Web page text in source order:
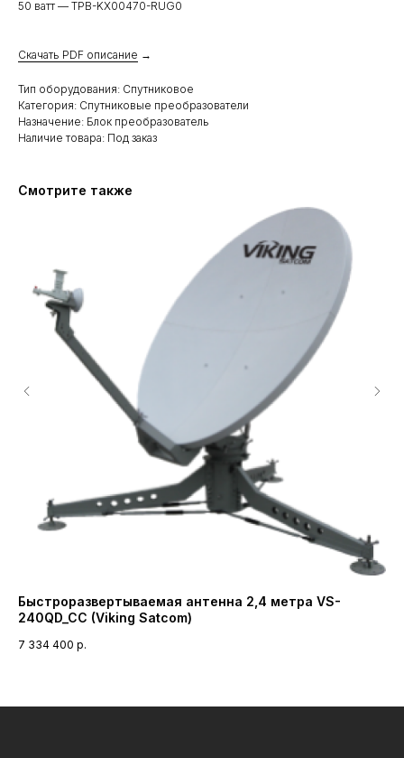
50 ватт — TPB-KX00470-RUG0
Скачать PDF описание →
Тип оборудования: Спутниковое
Категория: Спутниковые преобразователи
Назначение: Блок преобразователь
Наличие товара: Под заказ
Смотрите также
Быстроразвертываемая антенна 2,4 метра VS-
240QD_CC (Viking Satcom)
7 334 400 р.